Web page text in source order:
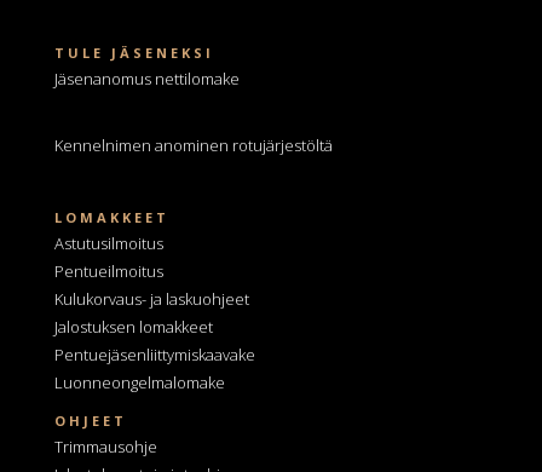
TULE JÄSENEKSI
Jäsenanomus nettilomake
Kennelnimen anominen rotujärjestöltä
LOMAKKEET
Astutusilmoitus
Pentueilmoitus
Kulukorvaus- ja laskuohjeet
Jalostuksen lomakkeet
Pentuejäsenliittymiskaavake
Luonneongelmalomake
OHJEET
Trimmausohje